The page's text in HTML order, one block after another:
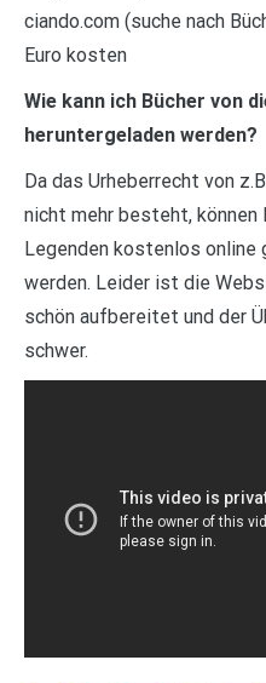
ciando.com (suche nach
Euro kosten
Wie kann ich Bücher von
heruntergeladen werden?
Da das Urheberrecht von
nicht mehr besteht, können
Legenden kostenlos online
werden. Leider ist die
schön aufbereitet und der
schwer.